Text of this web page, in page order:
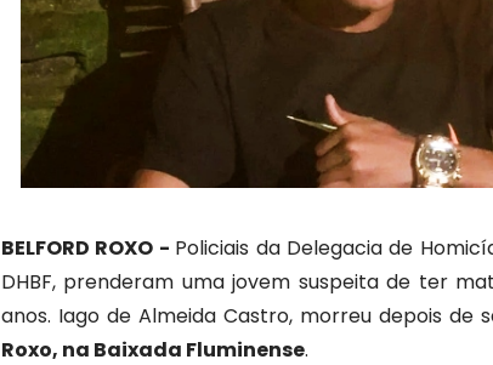
BELFORD ROXO - Policiais da Delegacia de
DHBF, prenderam uma jovem suspeita de ter
anos. Iago de Almeida Castro, morreu depois de
Roxo, na Baixada Fluminense.